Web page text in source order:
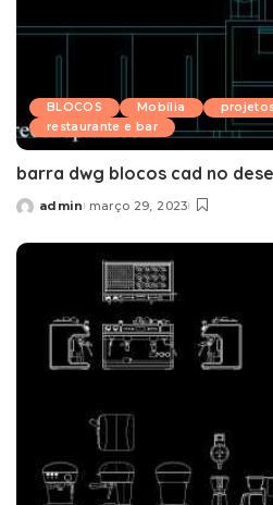
BLOCOS Mobília
restaurante e bar
barra dwg blocos cad no
Posted
admin março 29, 2023